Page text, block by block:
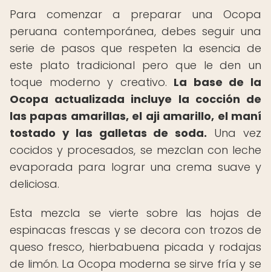
Para comenzar a preparar una Ocopa
peruana contemporánea, debes seguir una
serie de pasos que respeten la esencia de
este plato tradicional pero que le den un
toque moderno y creativo. La base de la
Ocopa actualizada incluye la cocción de
las papas amarillas, el aji amarillo, el maní
tostado y las galletas de soda. Una vez
cocidos y procesados, se mezclan con leche
evaporada para lograr una crema suave y
deliciosa.
Esta mezcla se vierte sobre las hojas de
espinacas frescas y se decora con trozos de
queso fresco, hierbabuena picada y rodajas
de limón. La Ocopa moderna se sirve fría y se